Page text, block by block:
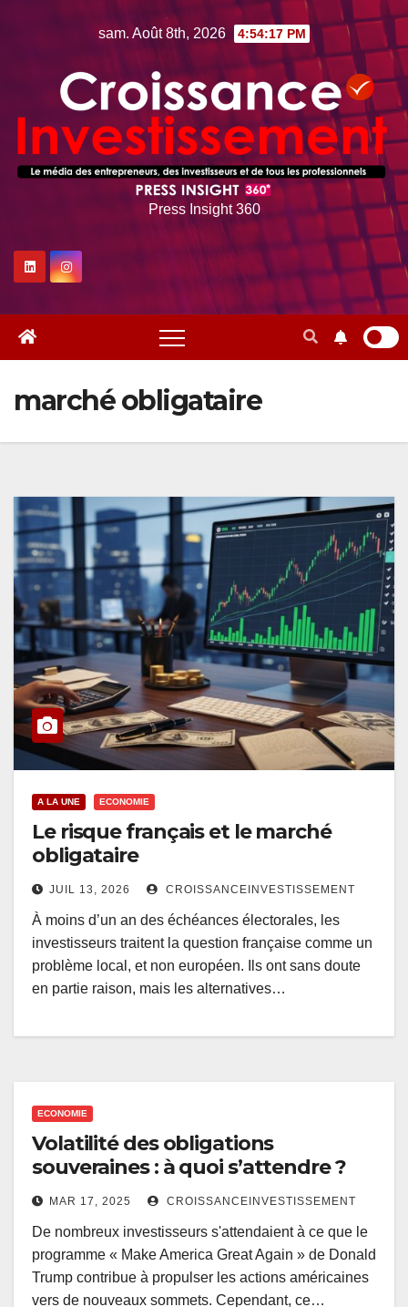
sam. Août 8th, 2026 4:54:19 PM
Press Insight 360
marché obligataire
A LA UNE ECONOMIE
Le risque français et le marché
obligataire
JUIL 13, 2026 CROISSANCEINVESTISSEMENT
À moins d’un an des échéances électorales, les
investisseurs traitent la question française comme un
problème local, et non européen. Ils ont sans doute
en partie raison, mais les alternatives…
ECONOMIE
Volatilité des obligations
souveraines : à quoi s’attendre ?
MAR 17, 2025 CROISSANCEINVESTISSEMENT
De nombreux investisseurs s'attendaient à ce que le
programme « Make America Great Again » de Donald
Trump contribue à propulser les actions américaines
vers de nouveaux sommets. Cependant, ce…